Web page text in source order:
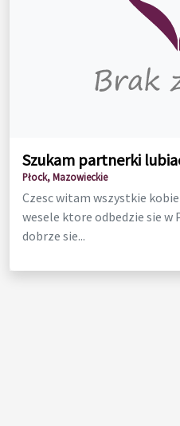
Szukam partnerki
Płock, Mazowieckie
Czesc witam wszystkie
wesele ktore odbedzie sie w
dobrze sie...